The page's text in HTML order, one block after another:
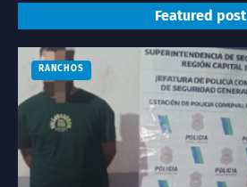
Featured post
RANCHOS